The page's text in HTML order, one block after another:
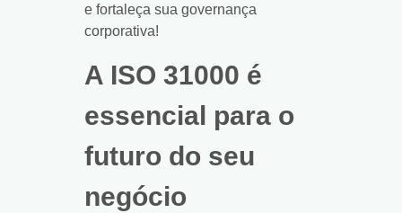
e fortaleça sua governança
corporativa!
A ISO 31000 é
essencial para o
futuro do seu
negócio